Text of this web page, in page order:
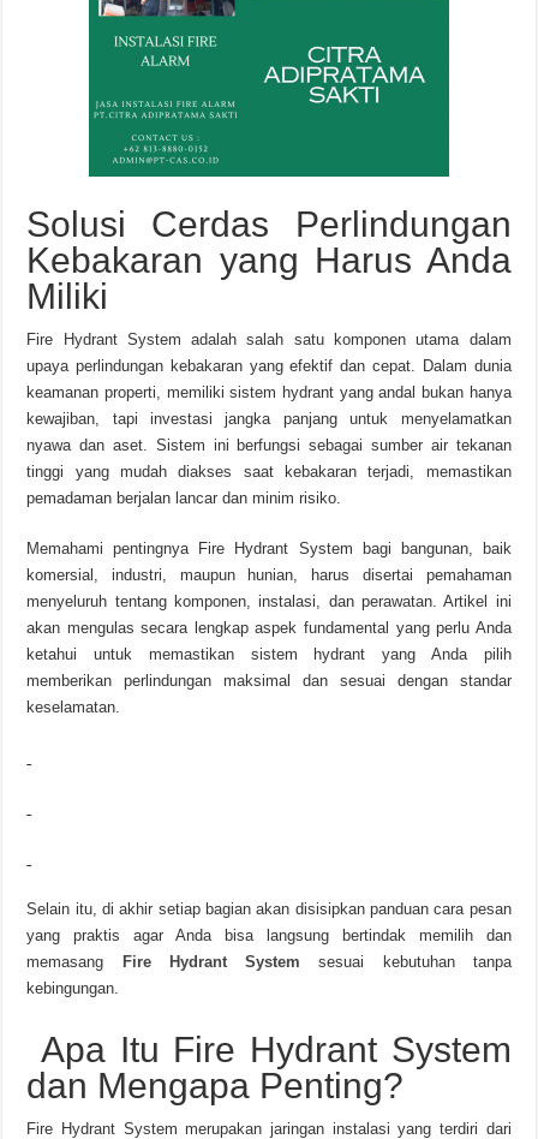
Solusi Cerdas Perlindungan
Kebakaran yang Harus Anda
Miliki
Fire Hydrant System adalah salah satu komponen utama dalam
upaya perlindungan kebakaran yang efektif dan cepat. Dalam dunia
keamanan properti, memiliki sistem hydrant yang andal bukan hanya
kewajiban, tapi investasi jangka panjang untuk menyelamatkan
nyawa dan aset. Sistem ini berfungsi sebagai sumber air tekanan
tinggi yang mudah diakses saat kebakaran terjadi, memastikan
pemadaman berjalan lancar dan minim risiko.
Memahami pentingnya Fire Hydrant System bagi bangunan, baik
komersial, industri, maupun hunian, harus disertai pemahaman
menyeluruh tentang komponen, instalasi, dan perawatan. Artikel ini
akan mengulas secara lengkap aspek fundamental yang perlu Anda
ketahui untuk memastikan sistem hydrant yang Anda pilih
memberikan perlindungan maksimal dan sesuai dengan standar
keselamatan.
Selain itu, di akhir setiap bagian akan disisipkan panduan cara pesan
yang praktis agar Anda bisa langsung bertindak memilih dan
memasang
Fire Hydrant System sesuai kebutuhan tanpa
kebingungan.
Apa Itu Fire Hydrant System
dan Mengapa Penting?
Fire Hydrant System merupakan jaringan instalasi yang terdiri dari